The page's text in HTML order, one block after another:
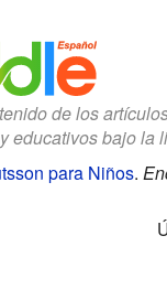
de los
educativos bajo la
para Niños.